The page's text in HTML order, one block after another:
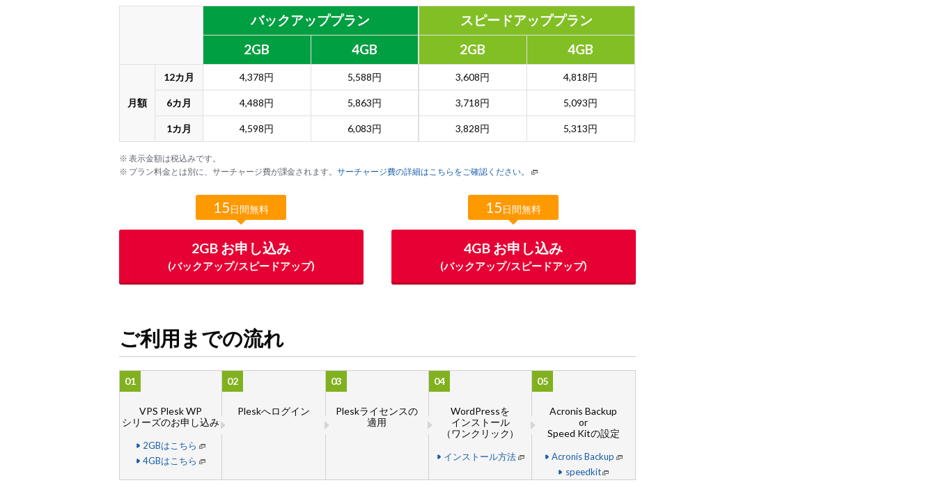
バックアッププラン スピードアッププラン
2GB
4GB 2GB 4GB
月額
12カ月 4,378円 5,588円 3,608円 4,818円
6カ月 4,488円 5,863円 3,718円 5,093円
1カ月 4,598円 6,083円 3,828円 5,313円
※ 表示金額は税込みです。
※ プラン料金とは別に、サーチャージ費が課金されます。サーチャージ費の詳細はこちらをご確認ください。
15日間無料
2GB お申し込み
(バックアップ/スピードアップ)
15日間無料
4GB お申し込み
(バックアップ/スピードアップ)
ご利用までの流れ
01
VPS Plesk WP
シリーズのお申し込み
2GBはこちら
4GBはこちら
02
Pleskへログイン
03
Pleskライセンスの
適用
04
WordPressを
インストール
（ワンクリック）
インストール方法
05
Acronis Backup
or
Speed Kitの設定
Acronis Backup
speedkit